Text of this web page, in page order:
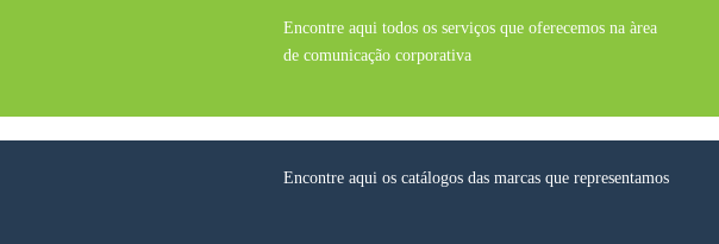
Encontre aqui todos os serviços que oferecemos na àrea
de comunicação corporativa
Encontre aqui os catálogos das marcas que representamos